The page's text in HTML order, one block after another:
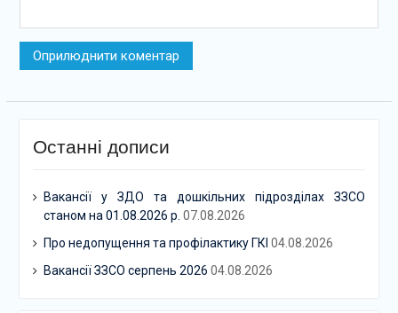
Останні дописи
Вакансії у ЗДО та дошкільних підрозділах ЗЗСО
станом на 01.08.2026 р. 07.08.2026
Про недопущення та профілактику ГКІ 04.08.2026
Вакансії ЗЗСО серпень 2026 04.08.2026